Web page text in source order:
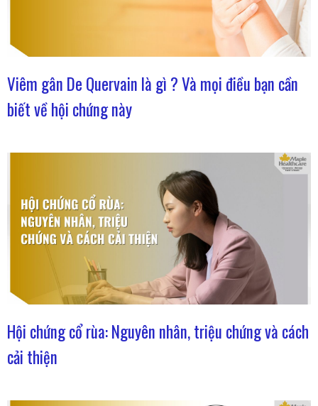
Viêm gân De Quervain là gì ? Và mọi điều bạn cần
biết về hội chứng này
Hội chứng cổ rùa: Nguyên nhân, triệu chứng và cách
cải thiện